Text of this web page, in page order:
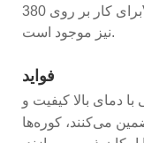
برای کار بر روی 380VAC، 50/60HZ، 400V یا 415V، 480V
نیز موجود است.
فواید
دمای بالا کیفیت و
می‌کنند، کوره‌ها